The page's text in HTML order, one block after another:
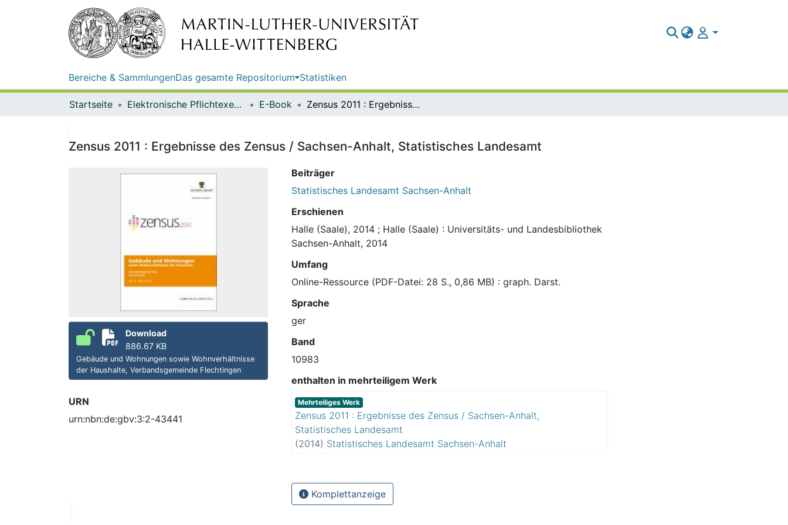
Bereiche & SammlungenDas gesamte Repositorium Statistiken
Startseite Elektronische Pflichtexemplare E-Book Zensus 2011 : Ergebnisse des Zensus / Sachsen-Anhalt, Statistisches Landesamt
Zensus 2011 : Ergebnisse des Zensus / Sachsen-Anhalt, Statistisches Landesamt
Download
886.67 KB
Gebäude und Wohnungen sowie Wohnverhältnisse
der Haushalte, Verbandsgemeinde Flechtingen
URN
urn:nbn:de:gbv:3:2-43441
Beiträger
Statistisches Landesamt Sachsen-Anhalt
Erschienen
Halle (Saale), 2014 ; Halle (Saale) : Universitäts- und Landesbibliothek
Sachsen-Anhalt, 2014
Umfang
Online-Ressource (PDF-Datei: 28 S., 0,86 MB) : graph. Darst.
Sprache
ger
Band
10983
enthalten in mehrteiligem Werk
Mehrteiliges Werk
Zensus 2011 : Ergebnisse des Zensus / Sachsen-Anhalt,
Statistisches Landesamt
(2014) Statistisches Landesamt Sachsen-Anhalt
Komplettanzeige